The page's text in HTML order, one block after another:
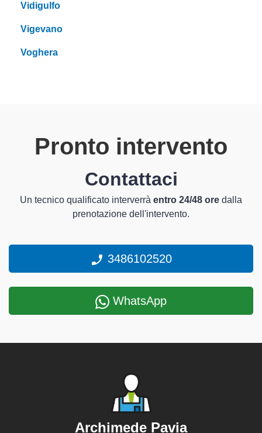
Vidigulfo
Vigevano
Voghera
Pronto intervento
Contattaci
Un tecnico qualificato interverrà entro 24/48 ore dalla
prenotazione dell'intervento.
3486102520
WhatsApp
Archimede Pavia